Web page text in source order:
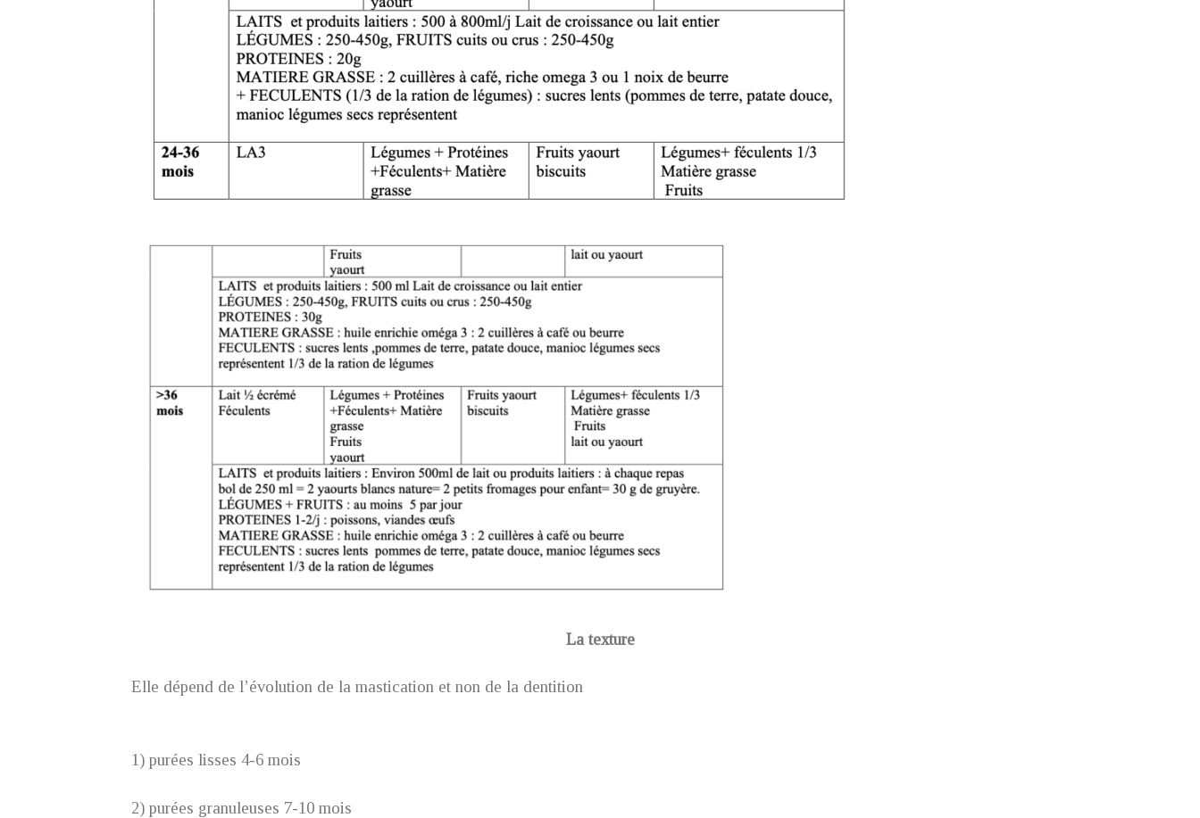
La texture
Elle dépend de l’évolution de la mastication et non de la dentition
1) purées lisses 4-6 mois
2) purées granuleuses 7-10 mois